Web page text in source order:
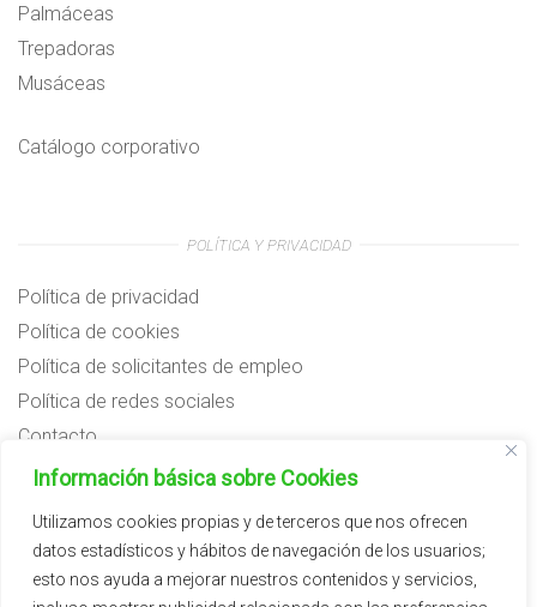
Información básica sobre Cookies
Utilizamos cookies propias y de terceros que nos ofrecen
datos estadísticos y hábitos de navegación de los usuarios;
esto nos ayuda a mejorar nuestros contenidos y servicios,
Palmáceas
Trepadoras
Musáceas
Catálogo corporativo
POLÍTICA Y PRIVACIDAD
Política de privacidad
Política de cookies
Política de solicitantes de empleo
Política de redes sociales
Contacto
Preguntas frecuentes
Subvenciones